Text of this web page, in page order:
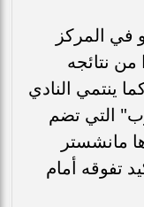
في المركز
من نتائجه
ينتمي النادي
التي تضم
مانشستر
تفوقه أمام